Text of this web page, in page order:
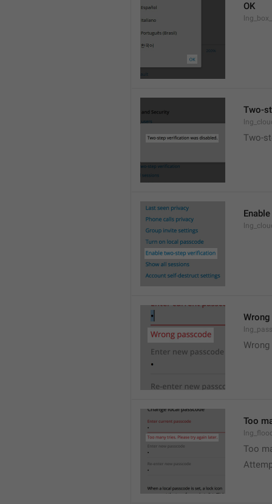
OK
Two-
Two-
Too
Too